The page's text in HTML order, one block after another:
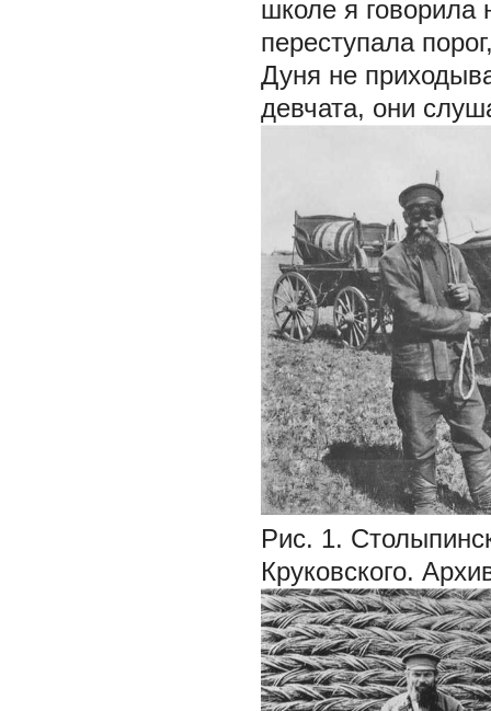
школе я говорила
переступала
Дуня не
девчата, они
Рис. 1.
Круковского.